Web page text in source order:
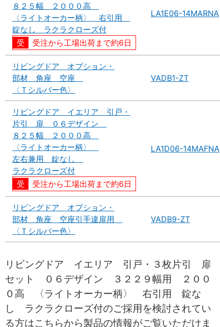
８２５幅 ２０００高
〈ライトオーカー柄〉 右引用
錠なし ラクラクローズ付
受注から工場出荷まで約6日
LA1E06-14MARNA
リビングドア オプション・
部材 角座 空座
〈Ｔシルバー色〉
VADB1-ZT
リビングドア イエリア 引戸・
片引 扉 ０６デザイン
８２５幅 ２０００高
〈ライトオーカー柄〉
左右兼用 錠なし
ラクラクローズ付
受注から工場出荷まで約6日
LA1D06-14MAFNA
リビングドア オプション・
部材 角座 空座引手違扉用
〈Ｔシルバー色〉
VADB9-ZT
リビングドア イエリア 引戸・３枚片引 扉
セット ０６デザイン ３２２９幅用 ２００
０高 〈ライトオーカー柄〉 右引用 錠な
し ラクラクローズ付のご採用を検討されてい
る方はこちらから製品の情報がご覧いただけま